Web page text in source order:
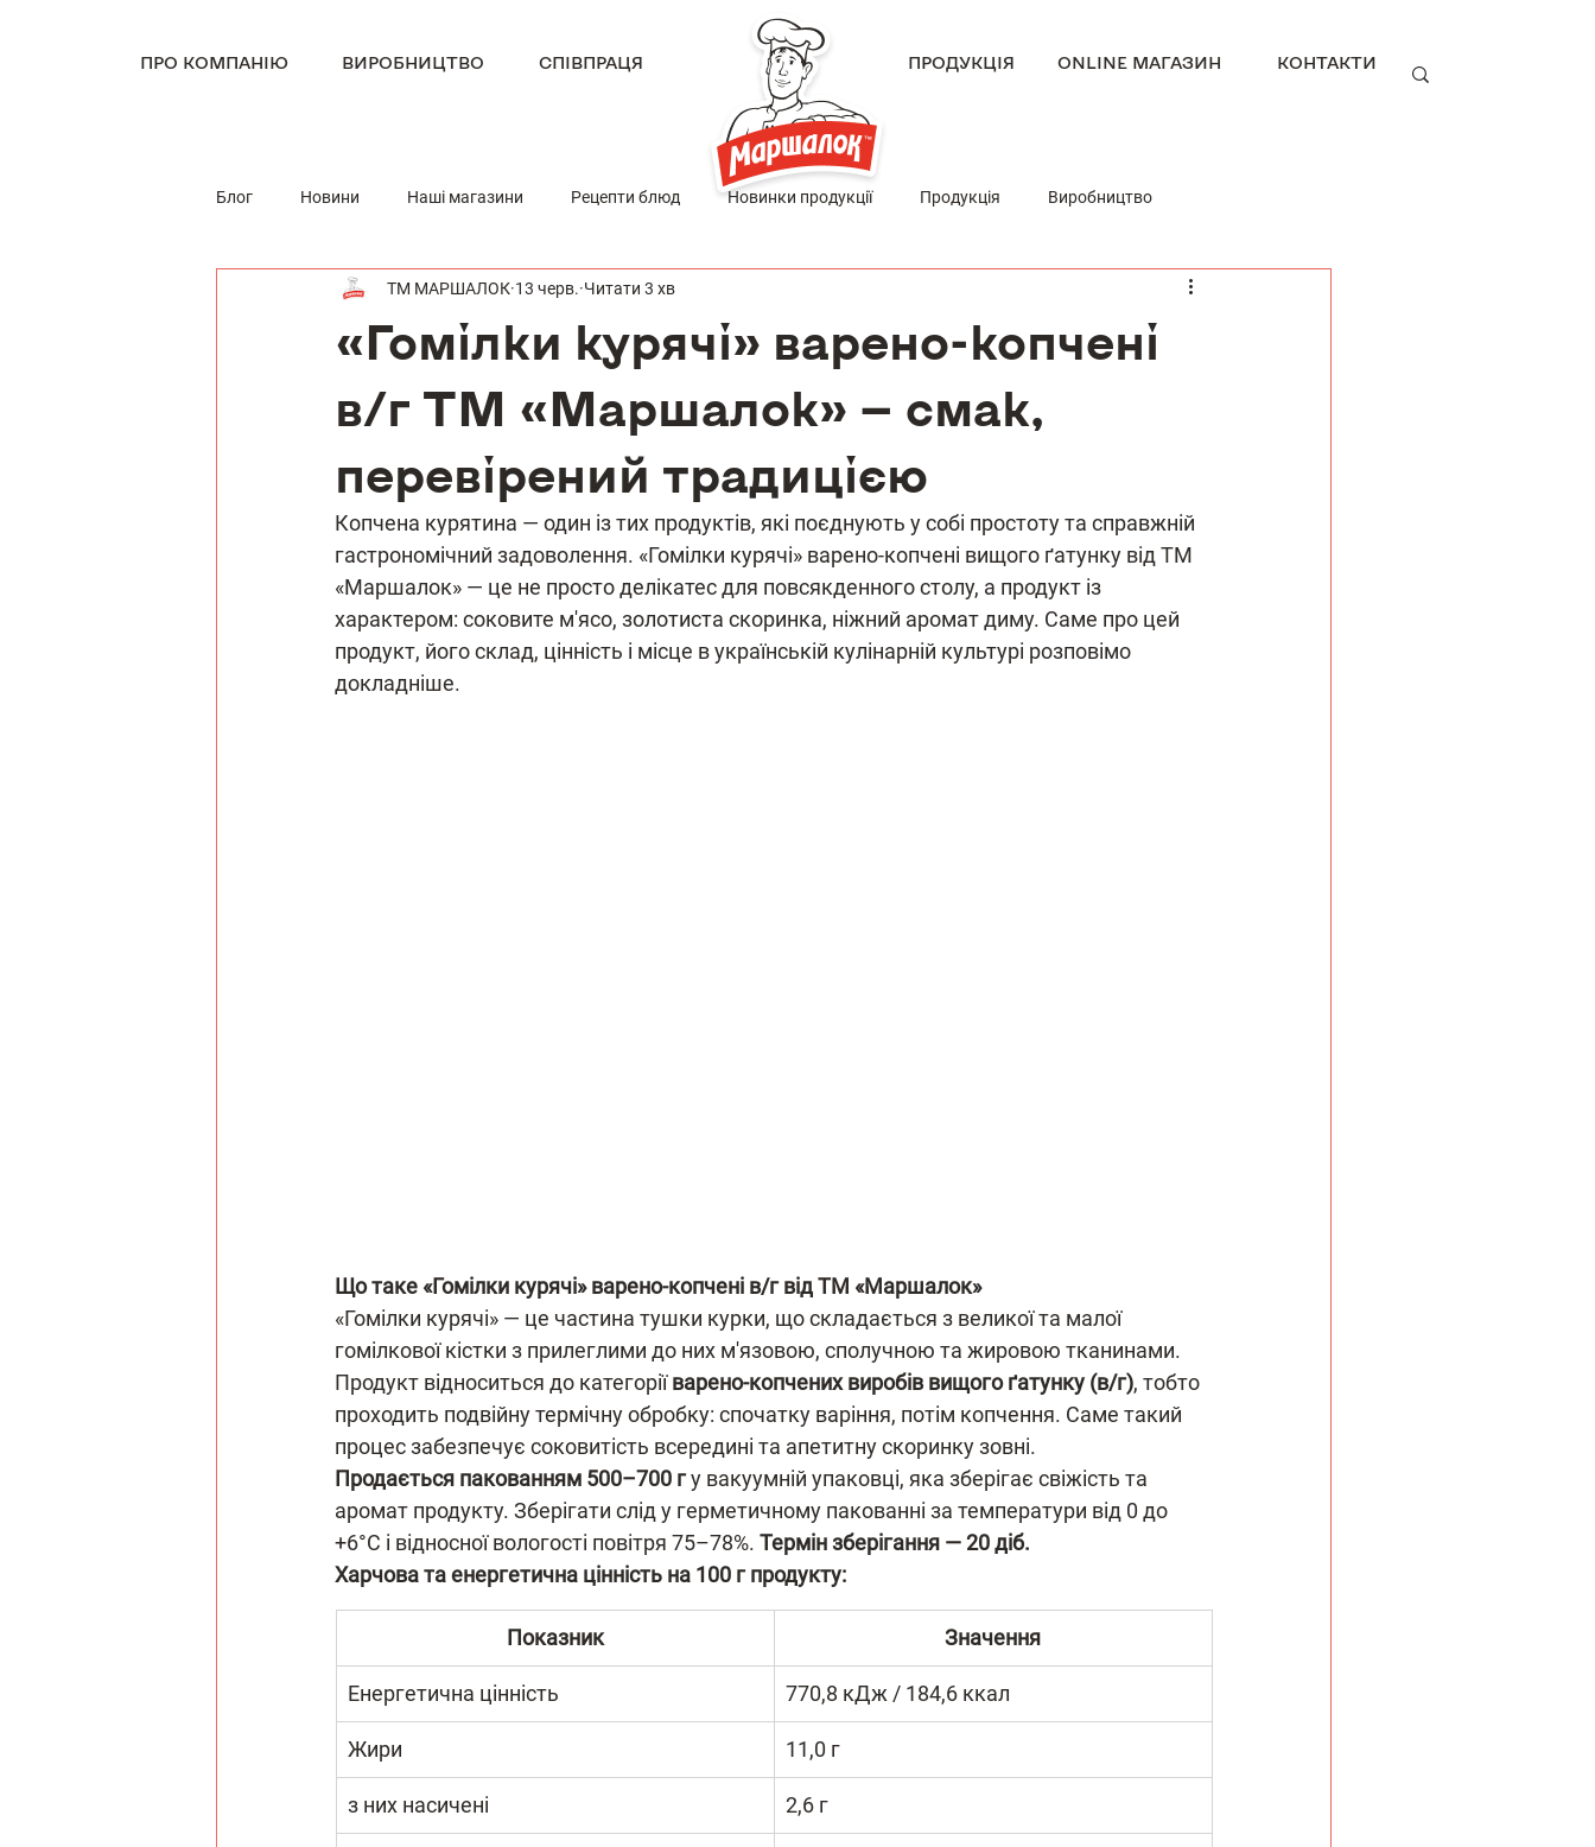
ПРО КОМПАНІЮ ВИРОБНИЦТВО СПІВПРАЦЯ ПРОДУКЦІЯ ONLINE МАГАЗИН КОНТАКТИ
Блог Новини Наші магазини Рецепти блюд Новинки продукції Продукція Виробництво
«Гомілки курячі» варено-копчені
в/г ТМ «Маршалок» — смак,
перевірений традицією
ТМ МАРШАЛОК 13 черв. Читати 3 хв
Копчена курятина — один із тих продуктів, які поєднують у собі простоту та справжній
гастрономічний задоволення. «Гомілки курячі» варено-копчені вищого ґатунку від ТМ
«Маршалок» — це не просто делікатес для повсякденного столу, а продукт із
характером: соковите м'ясо, золотиста скоринка, ніжний аромат диму. Саме про цей
продукт, його склад, цінність і місце в українській кулінарній культурі розповімо
докладніше.
Що таке «Гомілки курячі» варено-копчені в/г від ТМ «Маршалок»
«Гомілки курячі» — це частина тушки курки, що складається з великої та малої
гомілкової кістки з прилеглими до них м'язовою, сполучною та жировою тканинами.
Продукт відноситься до категорії варено-копчених виробів вищого ґатунку (в/г), тобто
проходить подвійну термічну обробку: спочатку варіння, потім копчення. Саме такий
процес забезпечує соковитість всередині та апетитну скоринку зовні.
Продається пакованням 500–700 г у вакуумній упаковці, яка зберігає свіжість та
аромат продукту. Зберігати слід у герметичному пакованні за температури від 0 до
+6°С і відносної вологості повітря 75–78%. Термін зберігання — 20 діб.
Харчова та енергетична цінність на 100 г продукту:
Показник Значення
Енергетична цінність 770,8 кДж / 184,6 ккал
Жири 11,0 г
з них насичені 2,6 г